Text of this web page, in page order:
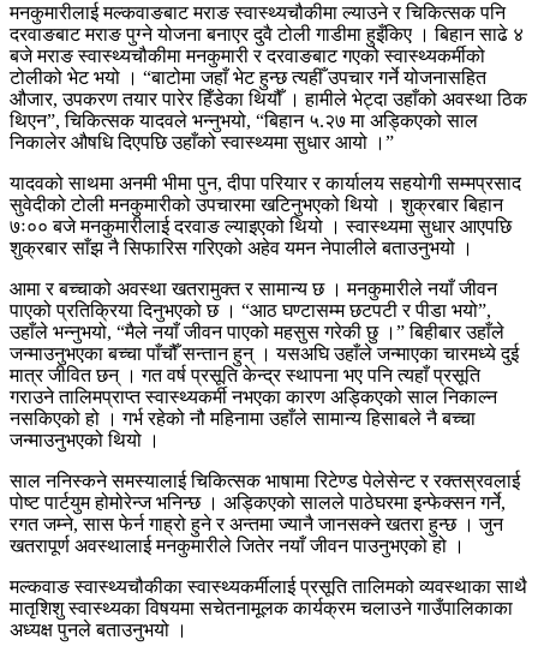
मनकुमारीलाई मल्कवाङबाट मराङ स्वास्थ्यचौकीमा ल्याउने र चिकित्सक पनि
दरवाङबाट मराङ पुग्ने योजना बनाएर दुवै टोली गाडीमा हुइँकिए । बिहान साढे ४
बजे मराङ स्वास्थ्यचौकीमा मनकुमारी र दरवाङबाट गएको स्वास्थ्यकर्मीको
टोलीको भेट भयो । “बाटोमा जहाँ भेट हुन्छ त्यहीँ उपचार गर्ने योजनासहित
औजार, उपकरण तयार पारेर हिँडेका थियौँ । हामीले भेट्दा उहाँको अवस्था ठिक
थिएन”, चिकित्सक यादवले भन्नुभयो, “बिहान ५.२७ मा अड्किएको साल
निकालेर औषधि दिएपछि उहाँको स्वास्थ्यमा सुधार आयो ।”
यादवको साथमा अनमी भीमा पुन, दीपा परियार र कार्यालय सहयोगी सम्मप्रसाद
सुवेदीको टोली मनकुमारीको उपचारमा खटिनुभएको थियो । शुक्रबार बिहान
७ः०० बजे मनकुमारीलाई दरवाङ ल्याइएको थियो । स्वास्थ्यमा सुधार आएपछि
शुक्रबार साँझ नै सिफारिस गरिएको अहेव यमन नेपालीले बताउनुभयो ।
आमा र बच्चाको अवस्था खतरामुक्त र सामान्य छ । मनकुमारीले नयाँ जीवन
पाएको प्रतिक्रिया दिनुभएको छ । “आठ घण्टासम्म छटपटी र पीडा भयो”,
उहाँले भन्नुभयो, “मैले नयाँ जीवन पाएको महसुस गरेकी छु ।” बिहीबार उहाँले
जन्माउनुभएका बच्चा पाँचौँ सन्तान हुन् । यसअघि उहाँले जन्माएका चारमध्ये दुई
मात्र जीवित छन् । गत वर्ष प्रसूति केन्द्र स्थापना भए पनि त्यहाँ प्रसूति
गराउने तालिमप्राप्त स्वास्थ्यकर्मी नभएका कारण अड्किएको साल निकाल्न
नसकिएको हो । गर्भ रहेको नौ महिनामा उहाँले सामान्य हिसाबले नै बच्चा
जन्माउनुभएको थियो ।
साल ननिस्कने समस्यालाई चिकित्सक भाषामा रिटेण्ड पेलेसेन्ट र रक्तस्रवलाई
पोष्ट पार्टयुम होमोरेन्ज भनिन्छ । अड्किएको सालले पाठेघरमा इन्फेक्सन गर्ने,
रगत जम्ने, सास फेर्न गाह्रो हुने र अन्तमा ज्यानै जानसक्ने खतरा हुन्छ । जुन
खतरापूर्ण अवस्थालाई मनकुमारीले जितेर नयाँ जीवन पाउनुभएको हो ।
मल्कवाङ स्वास्थ्यचौकीका स्वास्थ्यकर्मीलाई प्रसूति तालिमको व्यवस्थाका साथै
मातृशिशु स्वास्थ्यका विषयमा सचेतनामूलक कार्यक्रम चलाउने गाउँपालिकाका
अध्यक्ष पुनले बताउनुभयो ।